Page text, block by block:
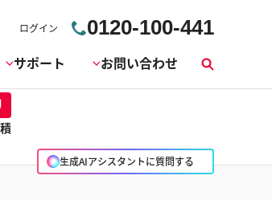
ログイン 0120-100-441
サポート お問い合わせ
索
生成AIアシスタントに質問する